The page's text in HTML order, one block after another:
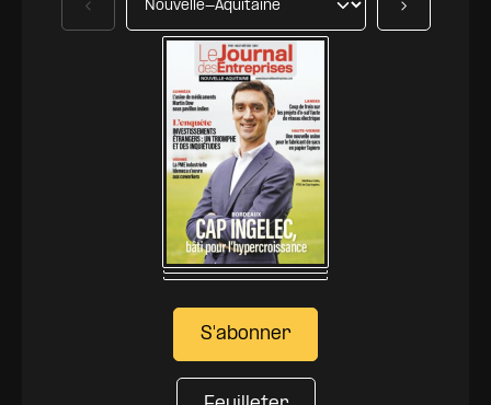
S'abonner
Précédent Suivant